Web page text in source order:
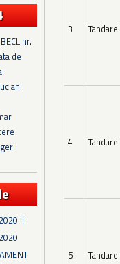
nr.
de
II
3 Tandarei
4 Tandarei
5 Tandarei